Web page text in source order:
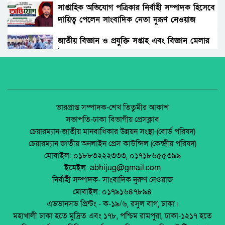
চন্দ্রঘোনা মাদ্রাসা এ তৈয়বীয়া অদুদিয়া সুন্নীয়া
ফাজিলে অভিভাবক নির্বাচন সম্পন্ন,
বীর মুক্তিযোদ্ধার ইন্তেকাল ইউএনও’র নেতৃত্বে রাষ্ট্র্রীয়
মর্যাদায় দাফন সম্পন্ন
দেশের অর্থনীতি আগের চেয়ে ভালো অবস্থানে রয়েছে:
অর্থ উপদেষ্টা
নতুন পোশাকে মাঠে পুলিশ: রঙ বদলে কি বদলাবে
আচরণ?
সাপ্তাহিক অভিযোগ পত্রিকার নির্বাহী সম্পাদক হিসেবে
দায়িত্ব পেলেন সাংবাদিক নেতা নুরূণ নেওয়াজ
জাতীয় বিজ্ঞান ও প্রযুক্তি সপ্তাহ এবং বিজ্ঞান মেলার
জেলা আইন-শৃৃঙ্খলা কমিটির মাসিক সভা অনুষ্ঠিত।
পলাশবাড়ীতে এমইপি গ্রুপের মতবিনিময় সভা
অনুষ্ঠিত।
জুলাই সনদ বাস্তবায়ন নিয়ে প্রশ্ন: রংপুরে ১১ দলের
বিক্ষোভ
মালয়েশিয়ায় ইমিগ্রেশনের অভিযানে বাংলাদেশিসহ
২৪ অবৈধ অভিবাসী আটক
ভারপ্রাপ্ত সম্পাদক-শেখ তিতুমীর আকাশ
সভাপতি-ঢাকা বিভাগীয় প্রেসক্লাব
চেয়ারম্যান-জাতীয় মানবাধিকার উন্নয়ন সংস্থা-(বোর্ড পরিষদ)
চেয়ারম্যান জাতীয় অনলাইন প্রেস কাউন্সিল (কেন্দ্রীয় পরিষদ)
মোবাইল: ০১৮৮৩২২২৩৩৩, ০১৭১৮৬৫৫৩৯৯
ইমেইল: abhijug@gmail.com
নির্বাহী সম্পাদক- সাংবাদিক নুরুণ নেওয়াজ
মোবাইল: ০১৭৯১৬৪৭৮৯৪
এডভানসড প্রিন্টং - ক-১৯/৬, রসুল বাগ, ঢাকা।
মহাখালী ঢাকা হতে মুদ্রিত এবং ১৭৮, পশ্চিম রামপুরা, ঢাকা-১২১৭ হতে